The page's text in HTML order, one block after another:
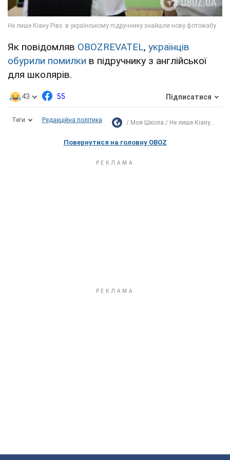
Як повідомляв OBOZREVATEL, українців
обурили помилки в підручнику з англійської
для школярів.
43 55 Підписатися
Теги Редакційна політика Моя Школа Не лише Кіану...
Повернутися на головну OBOZ